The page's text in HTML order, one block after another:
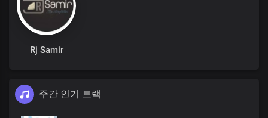
Rj Samir
주간 인기 트랙